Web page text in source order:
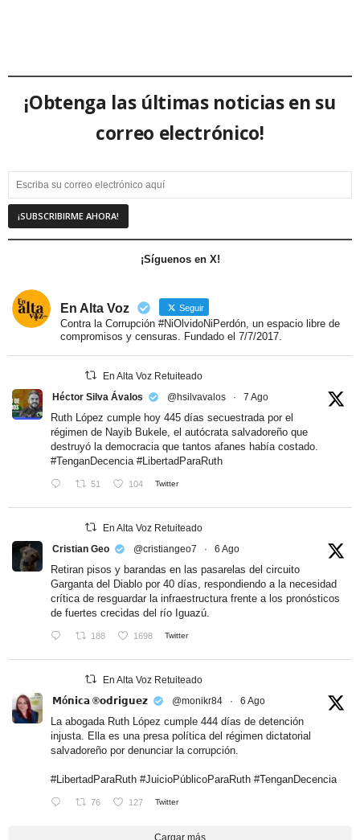
¡Obtenga las últimas noticias en su
correo electrónico!
¡Síguenos en X!
En Alta Voz Seguir
Contra la Corrupción #NiOlvidoNiPerdón, un espacio libre de
compromisos y censuras. Fundado el 7/7/2017.
En Alta Voz Retuiteado
Héctor Silva Ávalos
@hsilvavalos · 7 Ago
Ruth López cumple hoy 445 días secuestrada por el
régimen de Nayib Bukele, el autócrata salvadoreño que
destruyó la democracia que tantos afanes había costado.
#TenganDecencia #LibertadParaRuth
51 104 Twitter
En Alta Voz Retuiteado
Cristian Geo
@cristiangeo7 · 6 Ago
Retiran pisos y barandas en las pasarelas del circuito
Garganta del Diablo por 40 días, respondiendo a la necesidad
crítica de resguardar la infraestructura frente a los pronósticos
de fuertes crecidas del río Iguazú.
188 1698 Twitter
En Alta Voz Retuiteado
𝗠ó𝗻𝗶𝗰𝗮 ®𝗼𝗱𝗿𝗶𝗴𝘂𝗲𝘇
@monikr84 · 6 Ago
La abogada Ruth López cumple 444 días de detención
injusta. Ella es una presa política del régimen dictatorial
salvadoreño por denunciar la corrupción.
#LibertadParaRuth #JuicioPúblicoParaRuth #TenganDecencia
76 127 Twitter